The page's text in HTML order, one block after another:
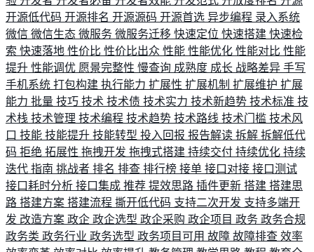
开源低代码 开源排名 开源源码 开源首选 异步编程 录入系统
微信 微信生态 微服务 微服务迁移 快速定位 快速搭建 快速检
索 快速落地 性价比 性价比出众 性能 性能优化 性能对比 性能
提升 性能调优 愿景完整性 慢查询 成熟度 成长 战略差异 手写
手机系统 打包构建 执行能力 扩展性 扩展机制 扩展维护 扩展
能力 批量 技巧 技术 技术债 技术实力 技术新趋势 技术标准 技
术栈 技术管理 技术编程 技术趋势 技术路线 技术门槛 技术风
口 技能 技能提升 技能转型 投入回报 报告解读 拆解 拆解低代
码 拒绝 拓展性 拖拽开发 拖拽式搭建 持续交付 持续优化 持续
迭代 指南 挑战者 排名 排查 排行榜 接单 接口对接 接口测试
接口耗时分析 接口集成 推荐 提效思路 插件更新 搭建 搭建思
路 搭建方案 搭建流程 撕开低代码 支持二次开发 支持多端开
发 改造方案 政企 政企选型 政企采购 政企项目 政务 政务合规
政务类 政务行业 政务选型 政务项目可用 故障 故障排查 效率